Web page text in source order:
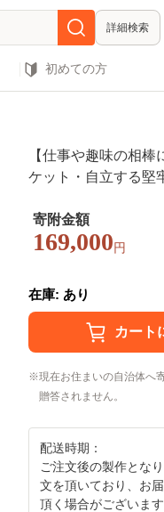
詳細検索
初めての方
【仕事や趣味の相
ケット・自立する堅
れ シンプル 大容量
兼用 T03049_2
寄附金額
169,000 円
在庫: あり
現在お住まいの自治体へ
贈答されません。
配送時期：
ご注文後の製作とな
文を頂いており、お
頂く場合がございま